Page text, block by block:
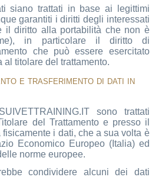
siano trattati in base ai legittimi
garantiti i diritti degli interessati
il diritto alla portabilità che non è
in particolare il diritto di
che può essere esercitato
al titolare del trattamento.
e trasferimento di dati in
sono trattati
del Trattamento e presso il
i dati, che a sua volta è
Economico Europeo (Italia) ed
norme europee.
condividere alcuni dei dati